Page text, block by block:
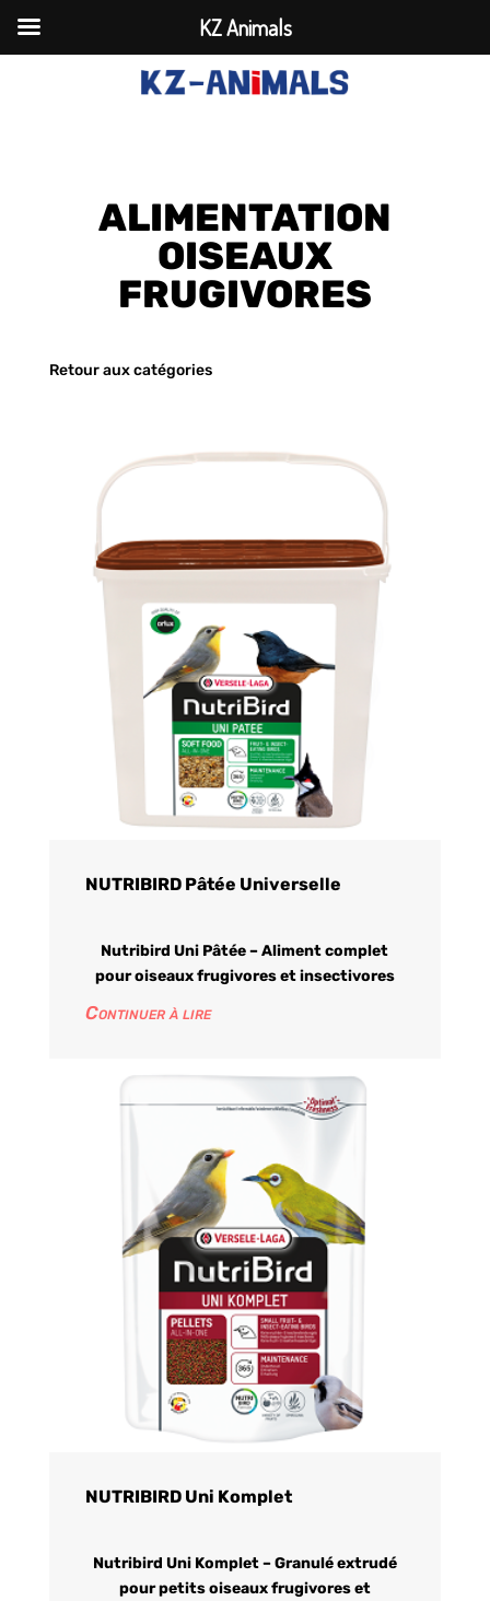
ALIMENTATION
OISEAUX
FRUGIVORES
Retour aux catégories
NUTRIBIRD Pâtée Universelle
Nutribird Uni Pâtée – Aliment complet
pour oiseaux frugivores et insectivores
Continuer à lire
NUTRIBIRD Uni Komplet
Nutribird Uni Komplet – Granulé extrudé
pour petits oiseaux frugivores et
KZ Animals